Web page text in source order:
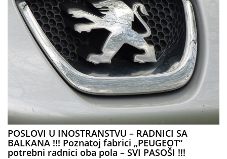
POSLOVI U INOSTRANSTVU – RADNICI SA
BALKANA !!! Poznatoj fabrici „PEUGEOT“
potrebni radnici oba pola – SVI PASOŠI !!!